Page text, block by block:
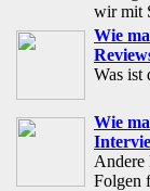
wir mit
Wie
Was ist
Wie
Andere
Folgen